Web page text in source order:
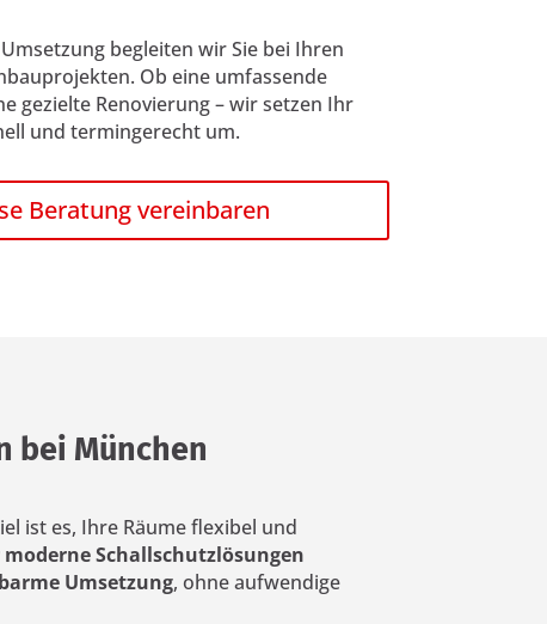
begleiten wir Sie bei Ihren
Ob eine umfassende
gezielte Renovierung – wir setzen Ihr
und termingerecht um.
Beratung vereinbaren
bei München
ist es, Ihre Räume flexibel und
Schallschutzlösungen
Umsetzung, ohne aufwendige